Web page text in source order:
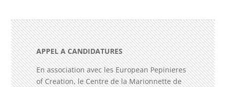
APPEL A CANDIDATURES
En association avec les European Pepinieres
of Creation, le Centre de la Marionnette de